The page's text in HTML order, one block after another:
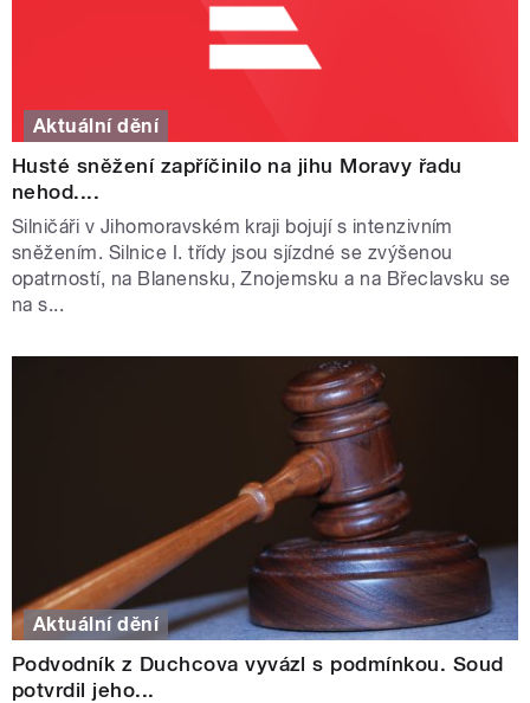
Aktuální dění
Husté sněžení zapříčinilo na jihu Moravy řadu
nehod....
Silničáři v Jihomoravském kraji bojují s intenzivním
sněžením. Silnice I. třídy jsou sjízdné se zvýšenou
opatrností, na Blanensku, Znojemsku a na Břeclavsku se
na s...
Aktuální dění
Podvodník z Duchcova vyvázl s podmínkou. Soud
potvrdil jeho...